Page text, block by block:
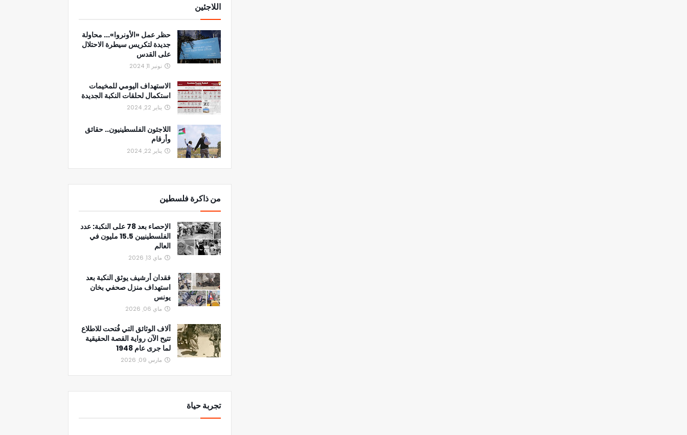
اللاجئين
حظر عمل «الأونروا»... محاولة
جديدة لتكريس سيطرة الاحتلال
على القدس
نونبر 11, 2024
الاستهداف اليومي للمخيمات
استكمال لحلقات النكبة الجديدة
يناير 22, 2024
اللاجئون الفلسطينيون.. حقائق
وأرقام
يناير 22, 2024
من ذاكرة فلسطين
الإحصاء بعد 78 على النكبة: عدد
الفلسطينيين 15.5 مليون في
العالم
ماي 13, 2026
فقدان أرشيف يوثق النكبة بعد
استهداف منزل صحفي بخان
يونس
ماي 06, 2026
آلاف الوثائق التي فُتحت للاطلاع
تتيح الآن رواية القصة الحقيقية
لما جرى عام 1948
مارس 09, 2026
تجربة حياة